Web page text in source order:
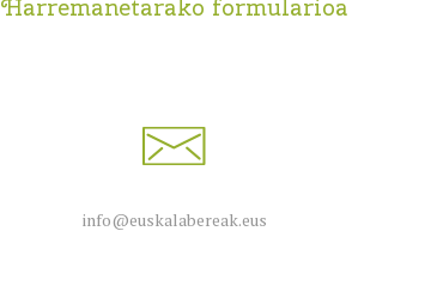
Harremanetarako formularioa
info@euskalabereak.eus